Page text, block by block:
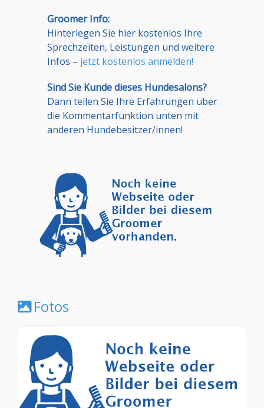
Groomer Info:
Hinterlegen Sie hier kostenlos Ihre
Sprechzeiten, Leistungen und weitere
Infos – jetzt kostenlos anmelden!
Sind Sie Kunde dieses Hundesalons?
Dann teilen Sie Ihre Erfahrungen über
die Kommentarfunktion unten mit
anderen Hundebesitzer/innen!
Fotos